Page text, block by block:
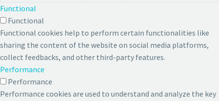
Functional
Functional
Functional cookies help to perform certain functionalities like
sharing the content of the website on social media platforms,
collect feedbacks, and other third-party features.
Performance
Performance
Performance cookies are used to understand and analyze the key